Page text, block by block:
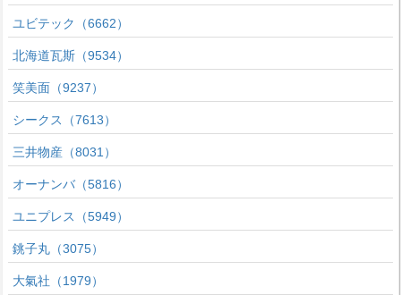
ユビテック（6662）
北海道瓦斯（9534）
笑美面（9237）
シークス（7613）
三井物産（8031）
オーナンバ（5816）
ユニプレス（5949）
銚子丸（3075）
大氣社（1979）